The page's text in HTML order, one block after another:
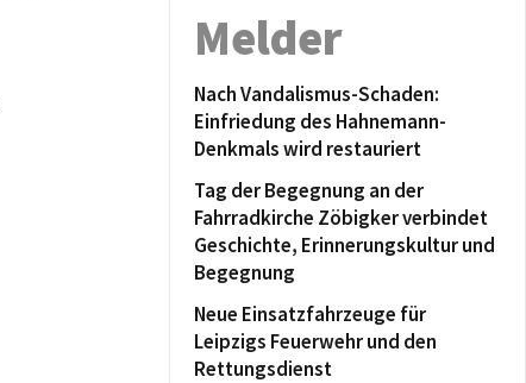
Melder
Nach Vandalismus-Schaden:
Einfriedung des Hahnemann-
Denkmals wird restauriert
Tag der Begegnung an der
Fahrradkirche Zöbigker verbindet
Geschichte, Erinnerungskultur und
Begegnung
Neue Einsatzfahrzeuge für
Leipzigs Feuerwehr und den
Rettungsdienst